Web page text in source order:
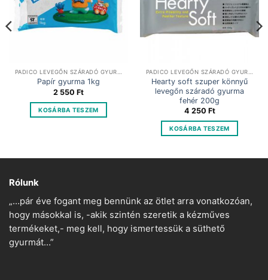
Papír gyurma 1kg
2 550 Ft
KOSÁRBA TESZEM
Hearty soft szuper könnyű
levegőn száradó gyurma
fehér 200g
4 250 Ft
KOSÁRBA TESZEM
Rólunk
„…pár éve fogant meg bennünk az ötlet arra vonatkozóan,
hogy másokkal is, -akik szintén szeretik a kézműves
termékeket,- meg kell, hogy ismertessük a süthető
gyurmát…”